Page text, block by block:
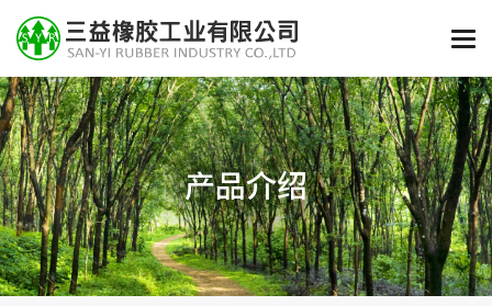
产品介绍